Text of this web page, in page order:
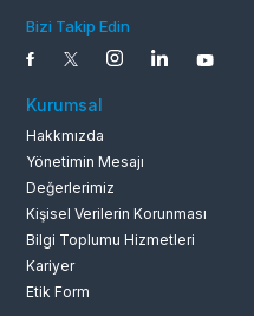
Bizi Takip Edin
Kurumsal
Hakkmızda
Yönetimin Mesajı
Değerlerimiz
Kişisel Verilerin Korunması
Bilgi Toplumu Hizmetleri
Kariyer
Etik Form